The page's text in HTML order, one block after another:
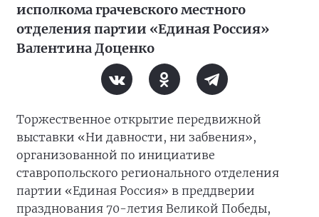
исполкома грачевского местного
отделения партии «Единая Россия»
Валентина Доценко
Торжественное открытие передвижной
выставки «Ни давности, ни забвения»,
организованной по инициативе
ставропольского регионального отделения
партии «Единая Россия» в преддверии
празднования 70-летия Великой Победы,